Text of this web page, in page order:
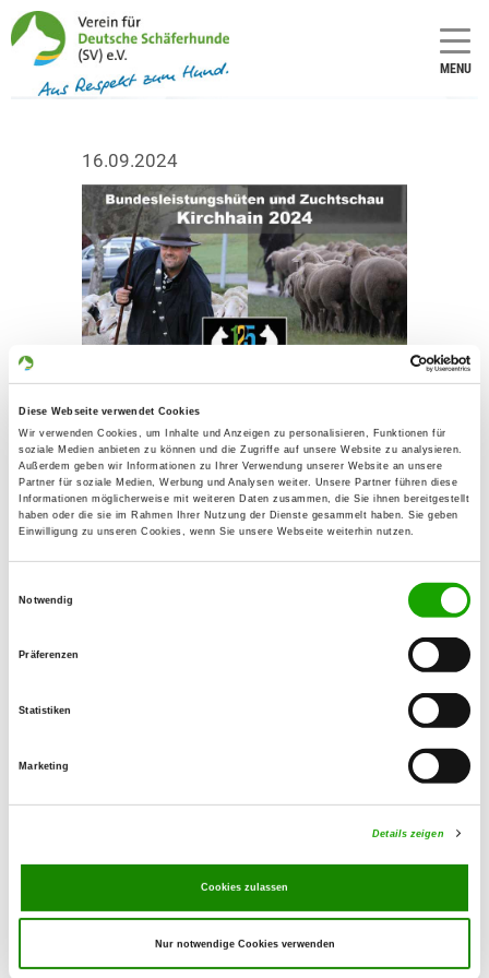
Diese Webseite verwendet Cookies
Wir verwenden Cookies, um Inhalte und Anzeigen zu personalisieren, Funktionen für
soziale Medien anbieten zu können und die Zugriffe auf unsere Website zu analysieren.
Außerdem geben wir Informationen zu Ihrer Verwendung unserer Website an unsere
Partner für soziale Medien, Werbung und Analysen weiter. Unsere Partner führen diese
Informationen möglicherweise mit weiteren Daten zusammen, die Sie ihnen bereitgestellt
haben oder die sie im Rahmen Ihrer Nutzung der Dienste gesammelt haben. Sie geben
Einwilligung zu unseren Cookies, wenn Sie unsere Webseite weiterhin nutzen.
Notwendig
Präferenzen
Statistiken
Marketing
Details zeigen
Cookies zulassen
Nur notwendige Cookies verwenden
MENU
16.09.2024
...zur Veranstaltung